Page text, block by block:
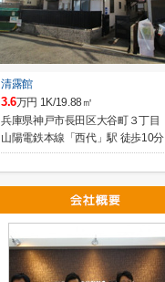
清露館
3.6万円 1K/19.88㎡
兵庫県神戸市長田区大谷町３丁目
山陽電鉄本線「西代」駅 徒歩10分